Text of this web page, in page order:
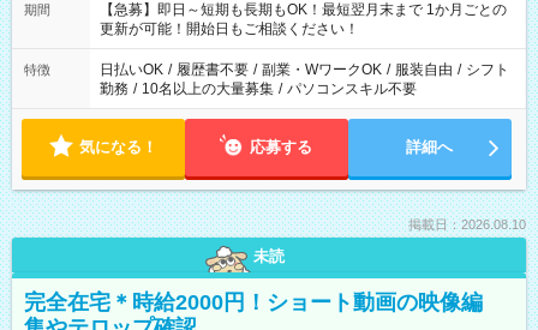
期間
【急募】即日～短期も長期もOK！最短翌月末まで 1か月ごとの
更新が可能！開始日もご相談ください！
特徴 日払いOK / 履歴書不要 / 副業・WワークOK / 服装自由 / シフト
勤務 / 10名以上の大量募集 / パソコンスキル不要
気になる！ 応募する 詳細へ
掲載日：2026.08.10
未読
完全在宅＊時給2000円！ショート動画の映像編